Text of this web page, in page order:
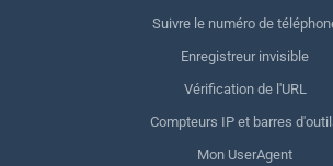
Suivre le numéro de
Enregistreur invisible
Vérification de l'URL
Compteurs IP et barres
Mon UserAgent